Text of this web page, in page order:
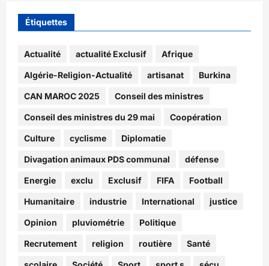
Étiquettes
Actualité actualité Exclusif Afrique
Algérie-Religion-Actualité artisanat Burkina
CAN MAROC 2025 Conseil des ministres
Conseil des ministres du 29 mai Coopération
Culture cyclisme Diplomatie
Divagation animaux PDS communal défense
Energie exclu Exclusif FIFA Football
Humanitaire industrie International justice
Opinion pluviométrie Politique
Recrutement religion routière Santé